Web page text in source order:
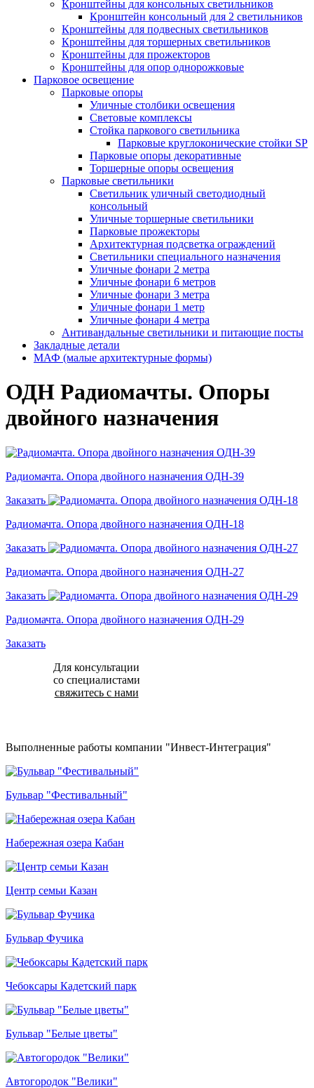
Кронштейны для консольных светильников
Кронштейн консольный для 2 светильников
Кронштейны для подвесных светильников
Кронштейны для торшерных светильников
Кронштейны для прожекторов
Кронштейны для опор однорожковые
Парковое освещение
Парковые опоры
Уличные столбики освещения
Световые комплексы
Стойка паркового светильника
Парковые круглоконические стойки SP
Парковые опоры декоративные
Торшерные опоры освещения
Парковые светильники
Светильник уличный светодиодный
консольный
Уличные торшерные светильники
Парковые прожекторы
Архитектурная подсветка ограждений
Светильники специального назначения
Уличные фонари 2 метра
Уличные фонари 6 метров
Уличные фонари 3 метра
Уличные фонари 1 метр
Уличные фонари 4 метра
Антивандальные светильники и питающие посты
Закладные детали
МАФ (малые архитектурные формы)
ОДН Радиомачты. Опоры
двойного назначения
Радиомачта. Опора двойного назначения ОДН-39
Заказать
Радиомачта. Опора двойного назначения ОДН-18
Заказать
Радиомачта. Опора двойного назначения ОДН-27
Заказать
Радиомачта. Опора двойного назначения ОДН-29
Заказать
Для консультации
со специалистами
свяжитесь с нами
Выполненные работы компании "Инвест-Интеграция"
Бульвар "Фестивальный"
Набережная озера Кабан
Центр семьи Казан
Бульвар Фучика
Чебоксары Кадетский парк
Бульвар "Белые цветы"
Автогородок "Велики"